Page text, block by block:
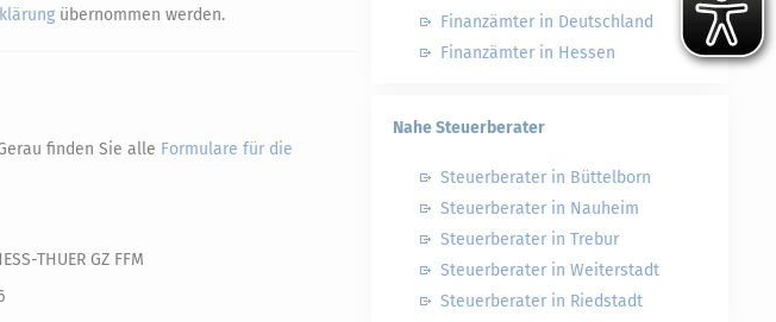
übernommen werden.
finden Sie alle Formulare für die
THUER GZ FFM
Finanzämter in Deutschland
Finanzämter in Hessen
Nahe Steuerberater
Steuerberater in Büttelborn
Steuerberater in Nauheim
Steuerberater in Trebur
Steuerberater in Weiterstadt
Steuerberater in Riedstadt